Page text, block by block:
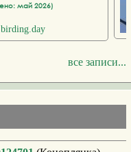
май 2026)
все записи...